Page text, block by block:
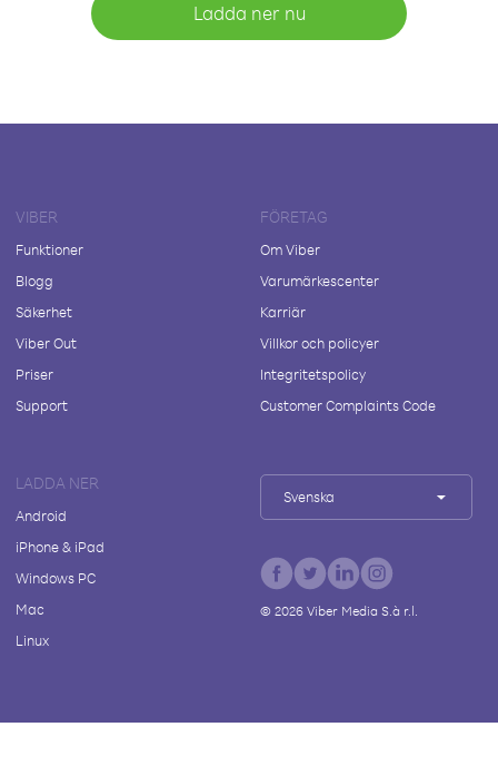
Ladda ner nu
VIBER
Funktioner
Blogg
Säkerhet
Viber Out
Priser
Support
FÖRETAG
Om Viber
Varumärkescenter
Karriär
Villkor och policyer
Integritetspolicy
Customer Complaints Code
LADDA NER
Android
iPhone & iPad
Windows PC
Mac
Linux
Svenska
© 2026Viber Media S.à r.l.